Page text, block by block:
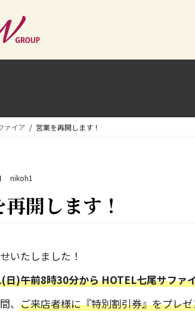
ァイア 営業を再開します！
nikoh1
開します！
いたしました！
日)午前8時30分から HOTEL七尾サファ
、 ご来店者様に『特別割引券』をプレ